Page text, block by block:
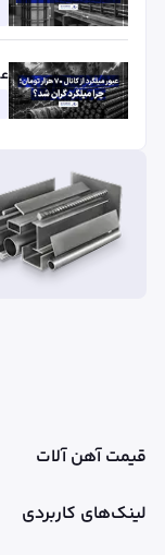
قیمت آهن آلات
لینک‌های کاربردی